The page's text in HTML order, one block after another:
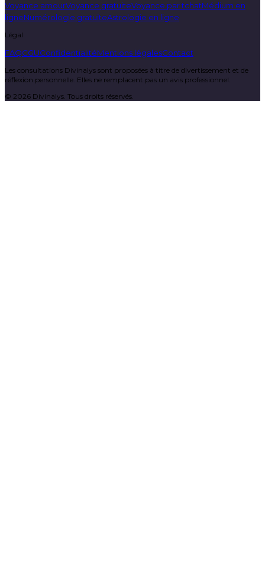
Voyance amourVoyance gratuiteVoyance par tchatMédium en
ligneNumérologie gratuiteAstrologie en ligne
Légal
FAQCGUConfidentialitéMentions légalesContact
Les consultations Divinalys sont proposées à titre de divertissement et de
réflexion personnelle. Elles ne remplacent pas un avis professionnel.
© 2026 Divinalys. Tous droits réservés.